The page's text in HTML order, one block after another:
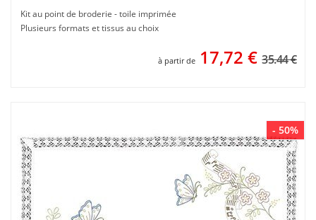
Kit au point de broderie - toile imprimée
Plusieurs formats et tissus au choix
à partir de 17,72 € 35.44 €
- 50%